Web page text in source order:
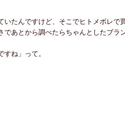
たんですけど、そこでヒトメボレで
あとから調べたらちゃんとしたブラ
ね」って。